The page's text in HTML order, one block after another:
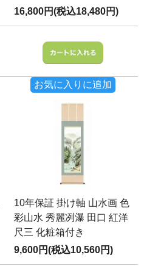
16,800円(税込18,480円)
お気に入りに追加
10年保証 掛け軸 山水画 色
彩山水 秀麗冽瀑 田口 紅洋
尺三 化粧箱付き
9,600円(税込10,560円)